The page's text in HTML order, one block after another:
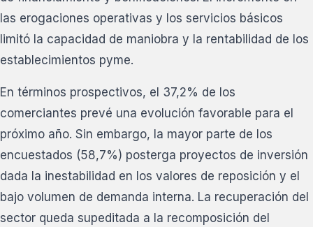
las erogaciones operativas y los servicios básicos
limitó la capacidad de maniobra y la rentabilidad de los
establecimientos pyme.
En términos prospectivos, el 37,2% de los
comerciantes prevé una evolución favorable para el
próximo año. Sin embargo, la mayor parte de los
encuestados (58,7%) posterga proyectos de inversión
dada la inestabilidad en los valores de reposición y el
bajo volumen de demanda interna. La recuperación del
sector queda supeditada a la recomposición del